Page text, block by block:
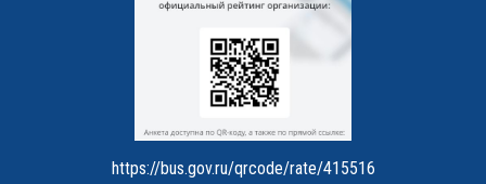
https://bus.gov.ru/qrcode/rate/415516